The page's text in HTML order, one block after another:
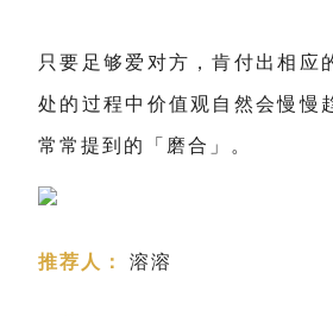
只要足够爱对方，肯付出相应
处的过程中价值观自然会慢慢
常常提到的「磨合」。
推荐人： 溶溶